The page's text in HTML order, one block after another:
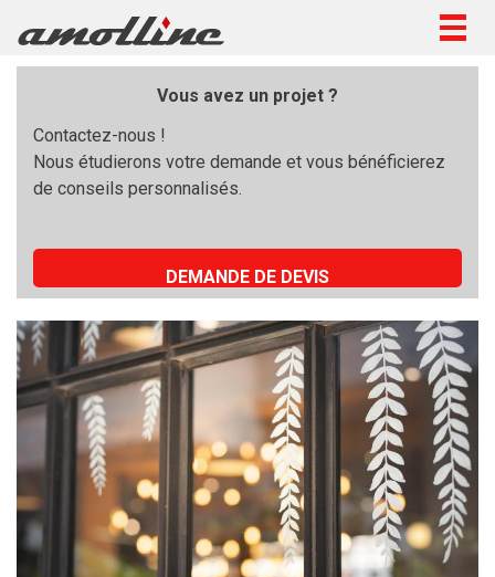
Vous avez un projet ?
Contactez-nous !
Nous étudierons votre demande et vous bénéficierez
de conseils personnalisés.
DEMANDE DE DEVIS